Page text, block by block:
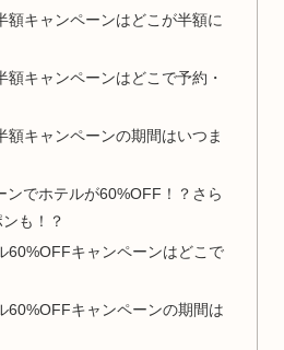
額キャンペーンはどこが半額に
額キャンペーンはどこで予約・
額キャンペーンの期間はいつま
ンでホテルが60%OFF！？さら
も！？
60%OFFキャンペーンはどこで
60%OFFキャンペーンの期間は